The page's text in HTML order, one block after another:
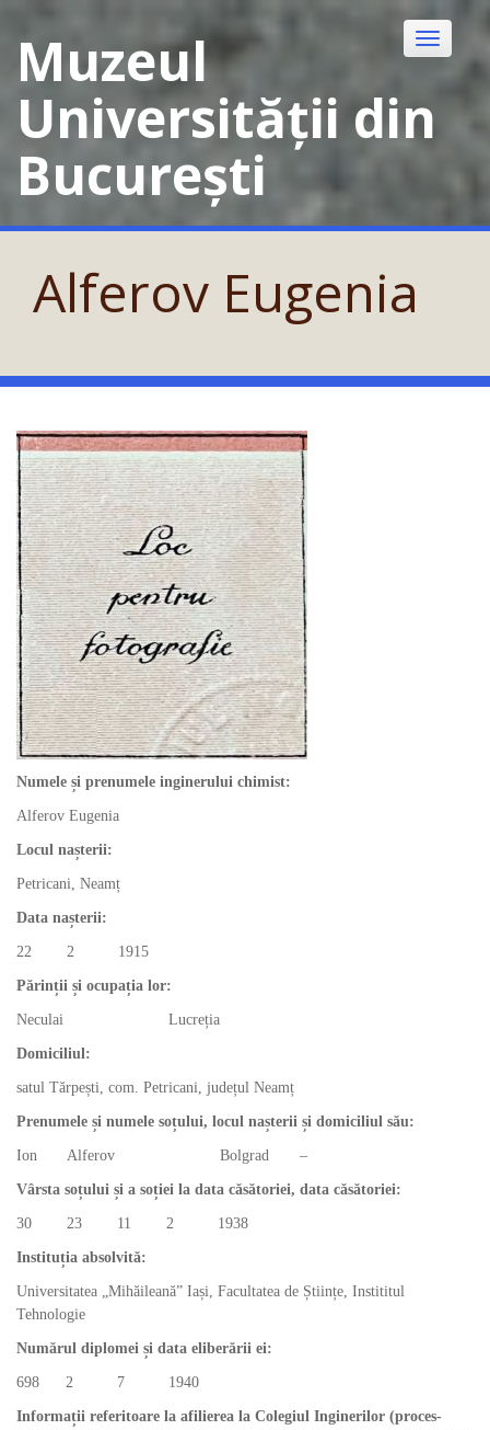
contentMuzeul
Universității din
București
Toggle
navigation
Alferov Eugenia
Numele și prenumele inginerului chimist:
Alferov Eugenia
Locul nașterii:
Petricani, Neamț
Data nașterii:
22 2 1915
Părinții și ocupația lor:
Neculai Lucreția
Domiciliul:
satul Tărpești, com. Petricani, județul Neamț
Prenumele și numele soțului, locul nașterii și domiciliul său:
Ion Alferov Bolgrad –
Vârsta soțului și a soției la data căsătoriei, data căsătoriei:
30 23 11 2 1938
Instituția absolvită:
Universitatea „Mihăileană” Iași, Facultatea de Științe, Instititul
Tehnologie
Numărul diplomei și data eliberării ei:
698 2 7 1940
Informații referitoare la afilierea la Colegiul Inginerilor (proces-